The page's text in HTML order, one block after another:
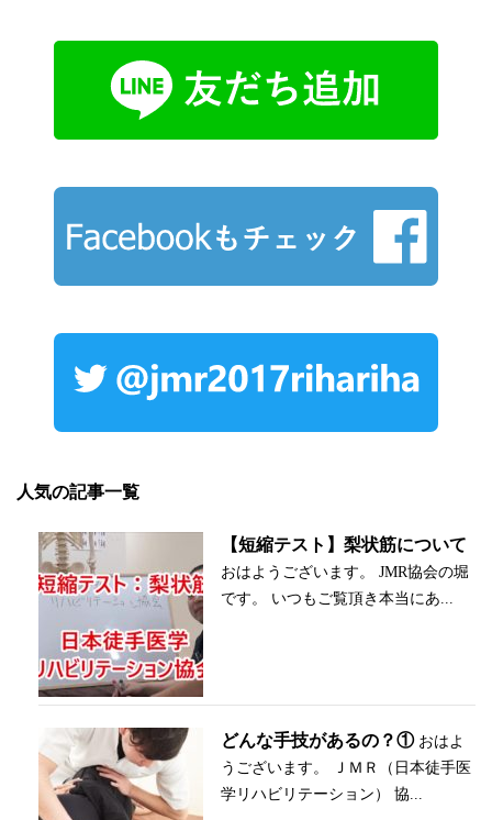
人気の記事一覧
【短縮テスト】梨状筋について
おはようございます。 JMR協会の堀
です。 いつもご覧頂き本当にあ...
どんな手技があるの？① おはよ
うございます。 ＪＭＲ（日本徒手医
学リハビリテーション） 協...